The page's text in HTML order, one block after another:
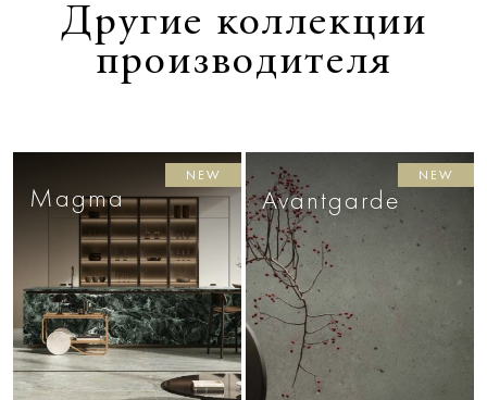
Другие коллекции
производителя
Magma
NEW
Avantgarde
NEW